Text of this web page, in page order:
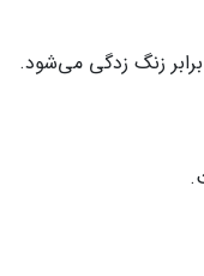
زنگ زدگی می‌شود.